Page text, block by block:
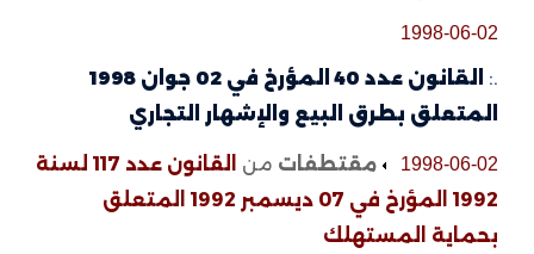
1998-06-02
القانون عدد 40 المؤرخ في 02 جوان 1998
المتعلق بطرق البيع والإشهار التجاري
1998-06-02 مقتطفات من
القانون عدد 117 لسنة
1992 المؤرخ في 07 ديسمبر 1992 المتعلق
بحماية المستهلك